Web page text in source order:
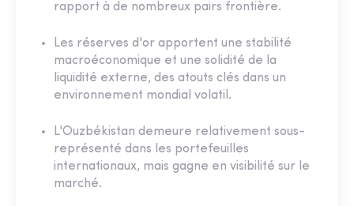
rapport à de nombreux pairs frontière.
Les réserves d'or apportent une stabilité
macroéconomique et une solidité de la
liquidité externe, des atouts clés dans un
environnement mondial volatil.
L'Ouzbékistan demeure relativement sous-
représenté dans les portefeuilles
internationaux, mais gagne en visibilité sur le
marché.